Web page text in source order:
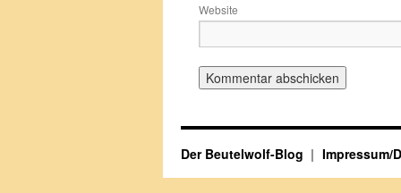
Website
Der Beutelwolf-Blog Impressum/